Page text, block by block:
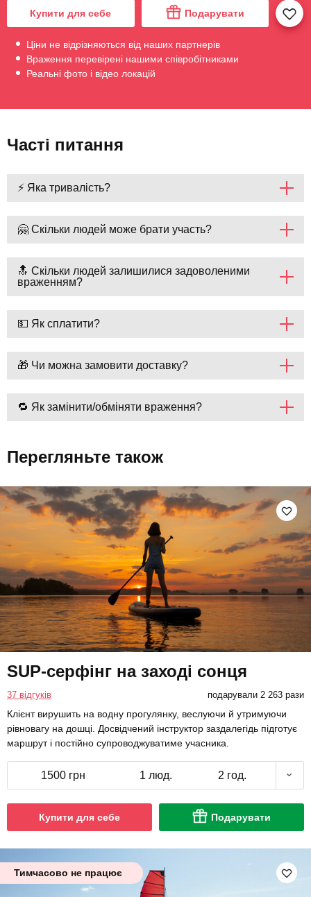
Купити для себе Подарувати
Ціни не відрізняються від наших партнерів
Враження перевірені нашими співробітниками
Реальні фото і відео локацій
Часті питання
⚡ Яка тривалість?
🤗 Скільки людей може брати участь?
🔝 Скільки людей залишилися задоволеними
враженням?
💵 Як сплатити?
🎁 Чи можна замовити доставку?
🔁 Як замінити/обміняти враження?
Перегляньте також
SUP-серфінг на заході сонця
37 відгуків подарували 2 263 рази
Клієнт вирушить на водну прогулянку, веслуючи й утримуючи
рівновагу на дошці. Досвідчений інструктор заздалегідь підготує
маршрут і постійно супроводжуватиме учасника.
1500 грн 1 люд. 2 год.
Купити для себе Подарувати
Тимчасово не працює